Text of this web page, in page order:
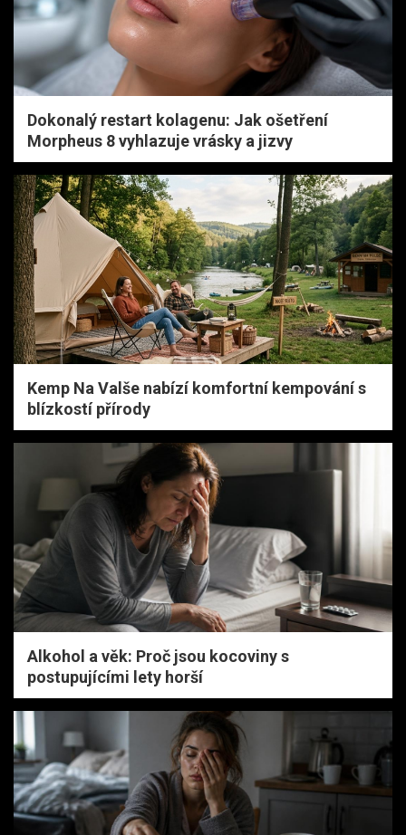
Dokonalý restart kolagenu: Jak ošetření
Morpheus 8 vyhlazuje vrásky a jizvy
Kemp Na Valše nabízí komfortní kempování s
blízkostí přírody
Alkohol a věk: Proč jsou kocoviny s
postupujícími lety horší